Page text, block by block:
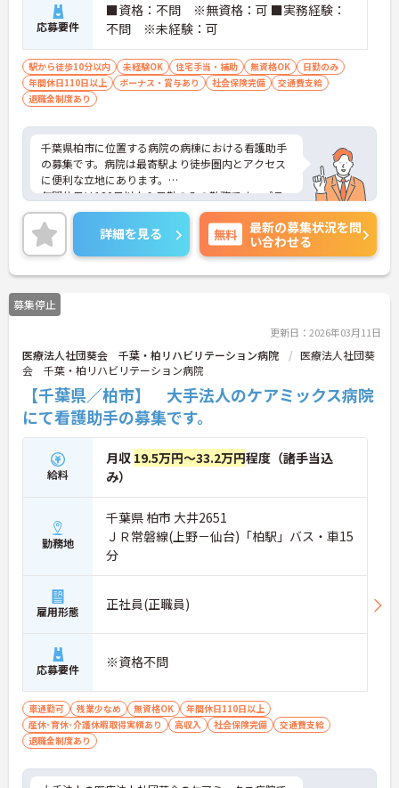
応募要件
■資格：不問 ※無資格：可 ■実務経験：
不問 ※未経験：可
駅から徒歩10分以内 未経験OK 住宅手当・補助 無資格OK
日勤のみ
年間休日110日以上
ボーナス・賞与あり 社会保険完備
交通費支給
退職金制度あり
千葉県柏市に位置する病院の病棟における看護助手
の募集です。病院は最寄駅より徒歩圏内とアクセス
に便利な立地にあります。
年間休日は120日以上＆日勤のみの勤務です。プラ
イベートとのメリハリのある働き方が可能です。ま
た、賞与は計3.6ヶ月分の支給実績があり、頑張りが
きちんと評価される職場です。
ご興味のある方には、面接対策ポイントなど、さら
に詳細をご案内しますのでお気軽にご相談くださ
い！
詳細を見る 無料
最新の募集状況を問
い合わせる
募集停止
更新日：2026年03月11日
医療法人社団葵会 千葉・柏リハビリテーション病院
医療法人社団葵
会 千葉・柏リハビリテーション病院
【千葉県／柏市】 大手法人のケアミックス病院
にて看護助手の募集です。
給料
月収 19.5万円～33.2万円程度（諸手当込
み）
勤務地
千葉県 柏市 大井2651
ＪＲ常磐線(上野－仙台)「柏駅」バス・車15
分
雇用形態 正社員(正職員)
応募要件 ※資格不問
車通勤可 残業少なめ 無資格OK
年間休日110日以上
産休･育休･介護休暇取得実績あり
高収入 社会保険完備
交通費支給
退職金制度あり